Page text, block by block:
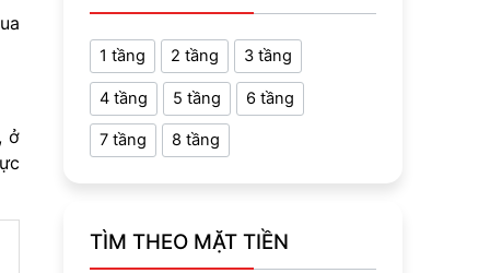
ở
1 tầng 2 tầng 3 tầng
4 tầng 5 tầng 6 tầng
7 tầng 8 tầng
TÌM THEO MẶT TIỀN